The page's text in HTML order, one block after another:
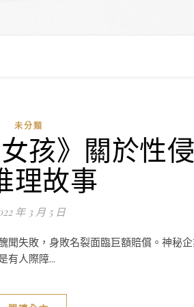
未分類
孩》關於性
理故事
年 3 月 5 日
聞失敗，身敗名裂面臨巨額賠償。神秘
有人際障...